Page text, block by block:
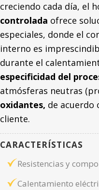
creciendo cada día, el
controlada ofrece
especiales, donde el
interno es
durante el
especificidad del
atmósferas neutras
oxidantes, de acuerdo
cliente.
CARACTERÍSTICAS
Resistencias y
Calentamiento